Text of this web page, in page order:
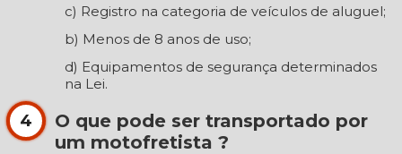
c) Registro na categoria de veículos de aluguel;
b) Menos de 8 anos de uso;
d) Equipamentos de segurança determinados
na Lei.
4
O que pode ser transportado por
um motofretista ?